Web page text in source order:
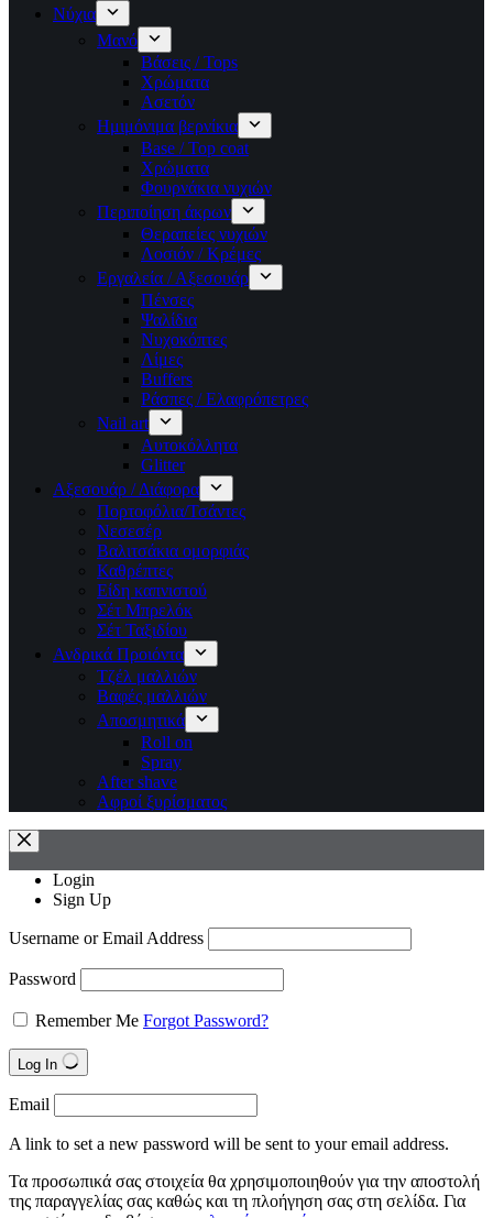
Νύχια
Μανό
Βάσεις / Tops
Χρώματα
Ασετόν
Ημιμόνιμα βερνίκια
Base / Top coat
Χρώματα
Φουρνάκια νυχιών
Περιποίηση άκρων
Θεραπείες νυχιών
Λοσιόν / Κρέμες
Εργαλεία / Αξεσουάρ
Πένσες
Ψαλίδια
Νυχοκόπτες
Λίμες
Buffers
Ράσπες / Ελαφρόπετρες
Nail art
Αυτοκόλλητα
Glitter
Αξεσουάρ / Διάφορα
Πορτοφόλια/Τσάντες
Νεσεσέρ
Βαλιτσάκια ομορφιάς
Καθρέπτες
Είδη καπνιστού
Σέτ Μπρελόκ
Σέτ Ταξιδίου
Ανδρικά Προιόντα
Τζέλ μαλλιών
Βαφές μαλλιών
Αποσμητικά
Roll on
Spray
After shave
Αφροί ξυρίσματος
Login
Sign Up
Username or Email Address
Password
Remember Me Forgot Password?
Log In
Email
A link to set a new password will be sent to your email address.
Τα προσωπικά σας στοιχεία θα χρησιμοποιηθούν για την αποστολή
της παραγγελίας σας καθώς και τη πλοήγηση σας στη σελίδα. Για